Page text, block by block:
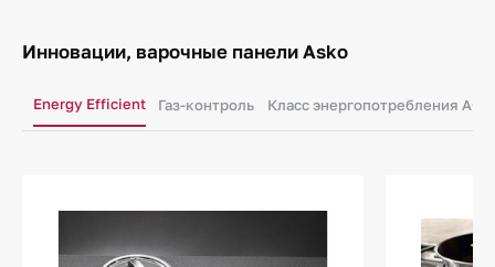
Инновации, варочные панели Asko
Energy Efficient Газ-контроль Класс энергопотребления A+